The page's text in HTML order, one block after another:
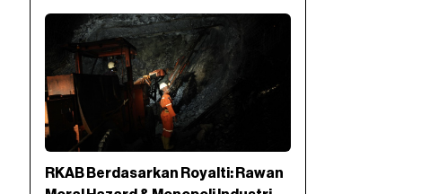
RKAB Berdasarkan Royalti: Rawan